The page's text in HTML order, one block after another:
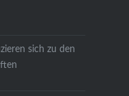
sich zu den